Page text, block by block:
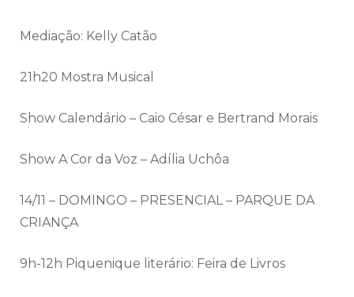
Mediação: Kelly Catão
21h20 Mostra Musical
Show Calendário – Caio César e Bertrand Morais
Show A Cor da Voz – Adília Uchôa
14/11 – DOMINGO – PRESENCIAL – PARQUE DA
CRIANÇA
9h-12h Piquenique literário: Feira de Livros